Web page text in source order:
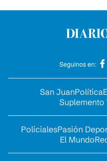
Seguinos en:
San JuanPolítica
Suplemento
PolicialesPasión
El Mundo